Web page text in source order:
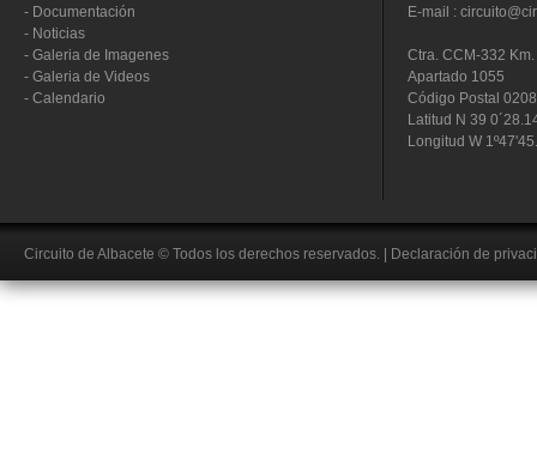
- Documentación
- Noticias
- Galeria de Imagenes
- Galeria de Videos
- Calendario
E-mail :
Ctra. CCM-332
Apartado 1055
Código Postal
Latitud N 39
Longitud W
Circuito de Albacete © Todos los derechos reservados. Declaración de